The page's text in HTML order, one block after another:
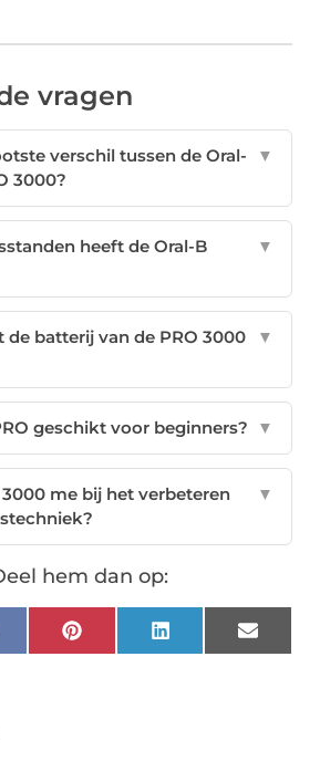
vragen
verschil tussen de Oral-
3000?
▼
heeft de Oral-B
▼
de batterij van de PRO 3000
▼
geschikt voor beginners? ▼
3000 me bij het verbeteren
▼
hem dan op:
Pinterest LinkedIn Email